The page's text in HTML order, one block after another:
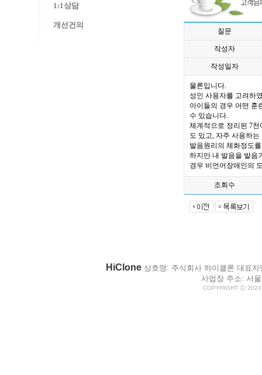
1:1상담
개선건의
질문
작성자
작성일자
물론입니다.
성인 사용자를 고려하
아이들의 경우 어떤 훈
수 있습니다.
체계적으로 정리된 7
도 있고, 자주 사용하
발음원리의 체화정도
하지만 내 발음을 발음
경우 비언어장애인의
조회수
HiClone상호명: 주식회사 하이클론 대표자
사업장 주소: 서
COPYRIGHT ⓒ 2024